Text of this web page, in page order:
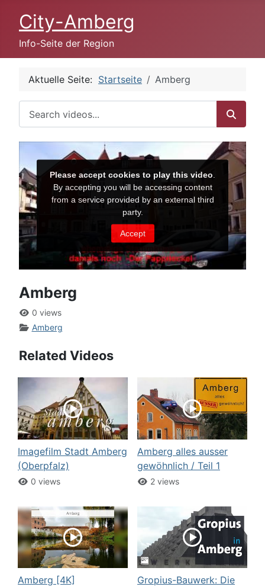
City-Amberg
Info-Seite der Region
Aktuelle Seite: Startseite Amberg
Amberg
0 views
Amberg
Related Videos
Imagefilm Stadt Amberg
(Oberpfalz)
0 views
Amberg alles ausser
gewöhnlich / Teil 1
2 views
Amberg [4K]
Gropius-Bauwerk: Die